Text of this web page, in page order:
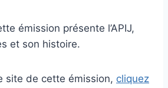
émission présente l’APIJ,
et son histoire.
site de cette émission, cliquez